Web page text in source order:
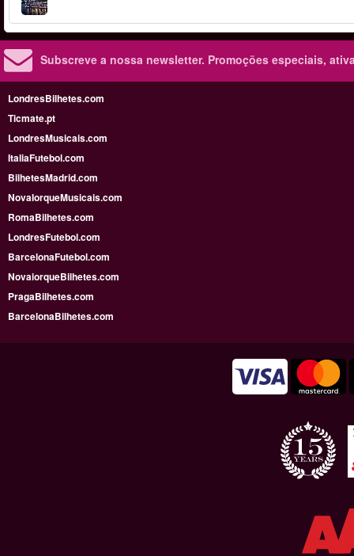
Subscreve a nossa newsletter. Promoções especiais,
LondresBilhetes.com
Ticmate.pt
LondresMusicais.com
ItaliaFutebol.com
BilhetesMadrid.com
NovaIorqueMusicais.com
RomaBilhetes.com
LondresFutebol.com
BarcelonaFutebol.com
NovaiorqueBilhetes.com
PragaBilhetes.com
BarcelonaBilhetes.com